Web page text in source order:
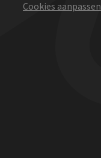
Cookies aanpassen